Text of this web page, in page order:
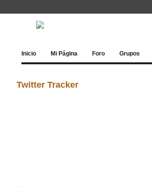
Inicio Mi Página Foro Grupos
Twitter Tracker